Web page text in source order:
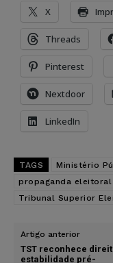
X
Threads
Pinterest
Nextdoor
LinkedIn
TAGS
Ministério
propaganda
Tribunal Superior
Artigo anterior
TST reconhece
estabilidade pré-